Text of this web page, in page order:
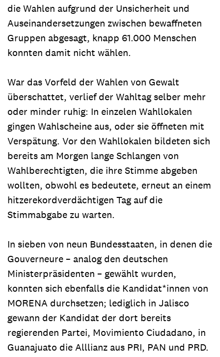
die Wahlen aufgrund der Unsicherheit und
Auseinandersetzungen zwischen bewaffneten
Gruppen abgesagt, knapp 61.000 Menschen
konnten damit nicht wählen.
War das Vorfeld der Wahlen von Gewalt
überschattet, verlief der Wahltag selber mehr
oder minder ruhig: In einzelen Wahllokalen
gingen Wahlscheine aus, oder sie öffneten mit
Verspätung. Vor den Wahllokalen bildeten sich
bereits am Morgen lange Schlangen von
Wahlberechtigten, die ihre Stimme abgeben
wollten, obwohl es bedeutete, erneut an einem
hitzerekordverdächtigen Tag auf die
Stimmabgabe zu warten.
In sieben von neun Bundesstaaten, in denen die
Gouverneure – analog den deutschen
Ministerpräsidenten – gewählt wurden,
konnten sich ebenfalls die Kandidat*innen von
MORENA durchsetzen; lediglich in Jalisco
gewann der Kandidat der dort bereits
regierenden Partei, Movimiento Ciudadano, in
Guanajuato die Alllianz aus PRI, PAN und PRD.